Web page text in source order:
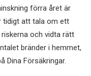
förra året är
tidigt att tala om ett
och vidta rätt
bränder i hemmet,
Dina Försäkringar.